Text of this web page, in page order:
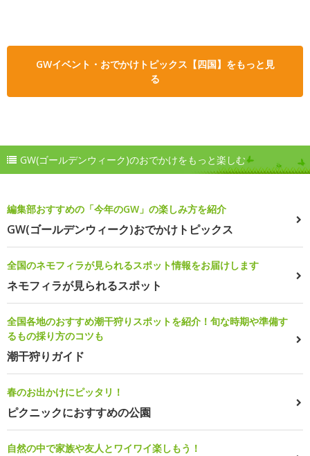
GWイベント・おでかけトピックス【四国】をもっと見
る
GW(ゴールデンウィーク)のおでかけをもっと楽しむ
編集部おすすめの「今年のGW」の楽しみ方を紹介
GW(ゴールデンウィーク)おでかけトピックス
全国のネモフィラが見られるスポット情報をお届けします
ネモフィラが見られるスポット
全国各地のおすすめ潮干狩りスポットを紹介！旬な時期や準備す
るもの採り方のコツも
潮干狩りガイド
春のお出かけにピッタリ！
ピクニックにおすすめの公園
自然の中で家族や友人とワイワイ楽しもう！